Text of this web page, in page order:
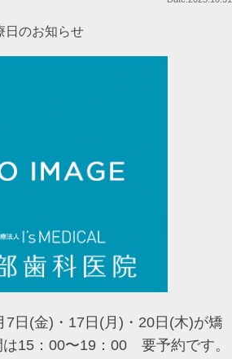
日のお知らせ
7日(金)・17日(月)・20日(木)が矯
15：00〜19：00 要予約です。